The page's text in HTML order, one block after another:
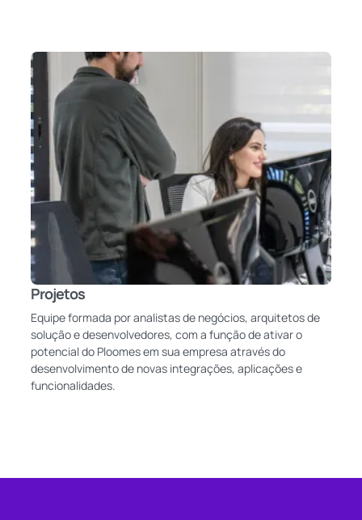
Projetos
Equipe formada por analistas de negócios, arquitetos de
solução e desenvolvedores, com a função de ativar o
potencial do Ploomes em sua empresa através do
desenvolvimento de novas integrações, aplicações e
funcionalidades.